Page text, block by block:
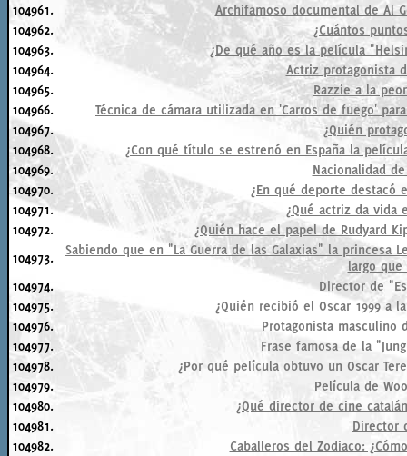
104961.
Archifamoso documental de Al
104962.
¿Cuántos
104963.
¿De qué año es la película
104964.
Actriz protagonista
104965.
Razzie a la
104966.
Técnica de cámara utilizada en 'Carros de fuego'
104967.
¿Quién
104968.
¿Con qué título se estrenó en España la
104969.
Nacionalidad
104970.
¿En qué deporte destacó
104971.
¿Qué actriz da vida
104972.
¿Quién hace el papel de Rudyard
104973.
Sabiendo que en "La Guerra de las Galaxias" la princesa
largo que
104974.
Director de
104975.
¿Quién recibió el Oscar 1999 a
104976.
Protagonista
104977.
Frase famosa de la
104978.
¿Por qué película obtuvo un Oscar
104979.
Película de
104980.
¿Qué director de cine
104981.
Director
104982.
Caballeros del Zodiaco: